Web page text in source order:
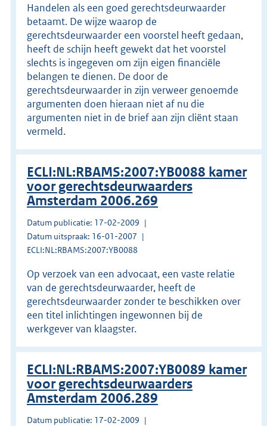
Handelen als een goed gerechtsdeurwaarder
betaamt. De wijze waarop de
gerechtsdeurwaarder een voorstel heeft gedaan,
heeft de schijn heeft gewekt dat het voorstel
slechts is ingegeven om zijn eigen financiële
belangen te dienen. De door de
gerechtsdeurwaarder in zijn verweer genoemde
argumenten doen hieraan niet af nu die
argumenten niet in de brief aan zijn cliënt staan
vermeld.
ECLI:NL:RBAMS:2007:YB0088 kamer
voor gerechtsdeurwaarders
Amsterdam 2006.269
Datum publicatie: 17-02-2009
Datum uitspraak: 16-01-2007
ECLI:NL:RBAMS:2007:YB0088
Op verzoek van een advocaat, een vaste relatie
van de gerechtsdeurwaarder, heeft de
gerechtsdeurwaarder zonder te beschikken over
een titel inlichtingen ingewonnen bij de
werkgever van klaagster.
ECLI:NL:RBAMS:2007:YB0089 kamer
voor gerechtsdeurwaarders
Amsterdam 2006.289
Datum publicatie: 17-02-2009